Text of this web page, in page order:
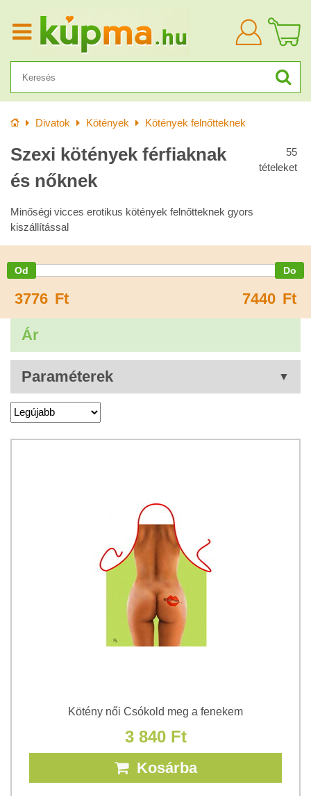
KezdőlapDivatok Kötények Kötények felnőtteknek
Szexi kötények férfiaknak
és nőknek
55
tételeket
Minőségi vicces erotikus kötények felnőtteknek gyors
kiszállítással
3776 Ft 7440 Ft
Ár
Paraméterek
Kötény női Csókold meg a fenekem
3 840 Ft
Kosárba